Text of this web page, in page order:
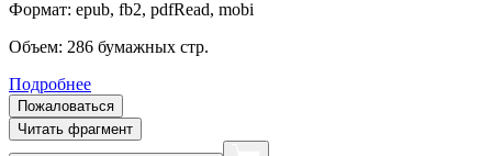
Формат: epub, fb2, pdfRead, mobi
Объем: 286 бумажных стр.
Подробнее
Пожаловаться
Читать фрагмент